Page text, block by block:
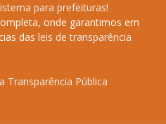
para prefeituras!
onde garantimos em
das leis de transparência
Transparência Pública